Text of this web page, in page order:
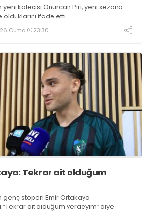
yeni kalecisi Onurcan Piri, yeni sezona
olduklarını ifade etti.
Cuma 23:30
Tekrar ait olduğum
genç stoperi Emir Ortakaya
“Tekrar ait olduğum yerdeyim” diye